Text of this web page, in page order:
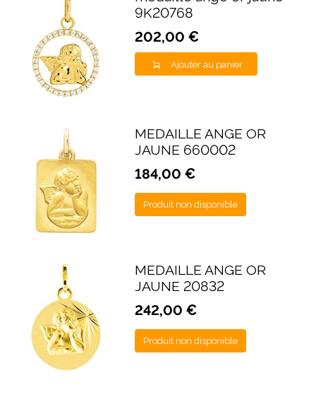
9K20768
202,00 €
Ajouter au panier
MEDAILLE ANGE OR
JAUNE 660002
184,00 €
Produit non disponible
MEDAILLE ANGE OR
JAUNE 20832
242,00 €
Produit non disponible